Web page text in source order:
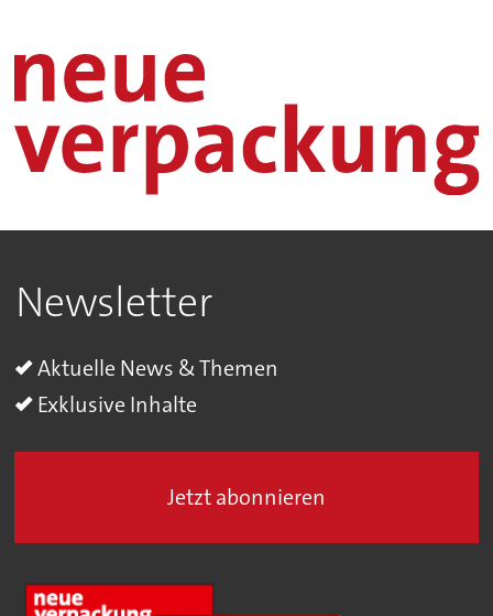
Newsletter
Aktuelle News & Themen
Exklusive Inhalte
Jetzt abonnieren